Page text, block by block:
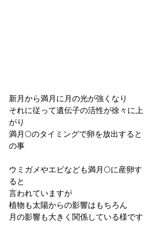
新月から満月に月の光が強くなり
それに従って遺伝子の活性が徐々に上
がり
満月🌕のタイミングで卵を放出すると
の事
ウミガメやエビなども満月🌕に産卵す
ると
言われていますが
植物も太陽からの影響はもちろん
月の影響も大きく関係している様です